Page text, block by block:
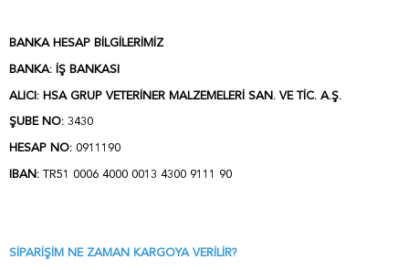
BANKA HESAP BİLGİLERİMİZ
BANKA: İŞ BANKASI
ALICI: HSA GRUP VETERİNER MALZEMELERİ SAN. VE TİC. A.Ş.
ŞUBE NO: 3430
HESAP NO: 0911190
IBAN: TR51 0006 4000 0013 4300 9111 90
SİPARİŞİM NE ZAMAN KARGOYA VERİLİR?